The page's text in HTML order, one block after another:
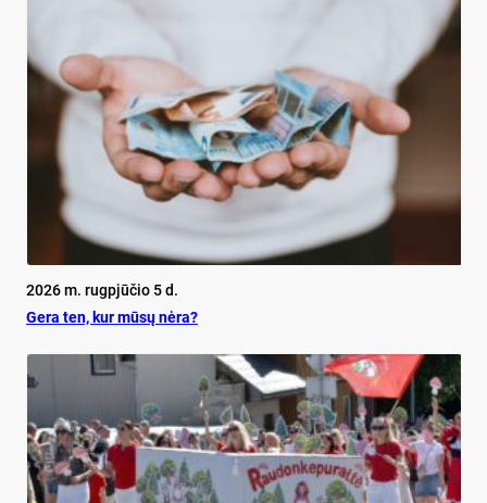
2026 m. rugpjūčio 5 d.
Ge­ra ten, kur mū­sų nė­ra?